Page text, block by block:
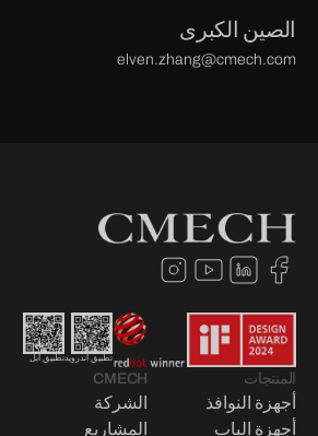
الصين الكبرى
elven.zhang@cmech.com
تطبيق أندرويدتطبيق آبل
المنتجات
أجهزة النوافذ
أجهزة الباب
CMECH
الشركة
المشاريع